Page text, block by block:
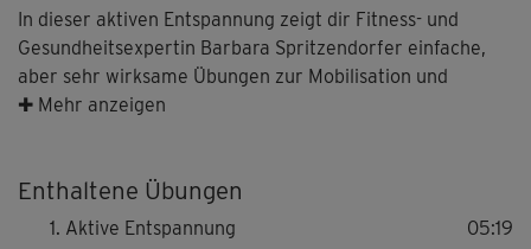
In dieser aktiven Entspannung zeigt dir Fitness- und
Gesundheitsexpertin Barbara Spritzendorfer einfache,
aber sehr wirksame Übungen zur Mobilisation und
Dehnung. Der Fokus liegt vor allem auf deiner
„Wohlfühl-Insel“ zwischendurch. Zum Mitmachen
brauchst du nur ein paar Minuten Zeit und eine Matte.
✚ Mehr anzeigen
Enthaltene Übungen
Aktive Entspannung 05:19